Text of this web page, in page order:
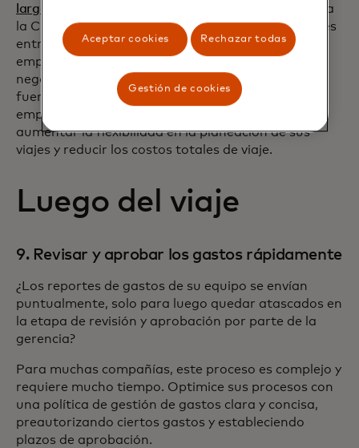
largas
en comparación con las tendencias previas a
la COVID-19. A medida que se difuminan los límites
entre el trabajo y la vida personal, muchos
empleados están prolongando sus viajes de
negocios para disfrutar del tiempo en el destino
fuera de su horario laboral. Permitir a los
empleados realizar viajes de "bleisure" puede
aumentar la flexibilidad en la planeación de sus
viajes y reducir los costos totales de viaje.
Luego del viaje
9. Revisar y aprobar los gastos rápidamente
¿Los reportes de gastos de su equipo se envían
puntualmente, solo para luego quedar atascados en
la etapa de revisión y aprobación por parte de la
gerencia?
Para muchas compañías, este proceso es complejo y
requiere mucho tiempo. Optimice sus procesos con
una política de gestión de gastos clara y concisa,
preautorizando ciertos gastos y estableciendo
plazos de aprobación.
Aceptar cookies Rechazar todas
Gestión de cookies